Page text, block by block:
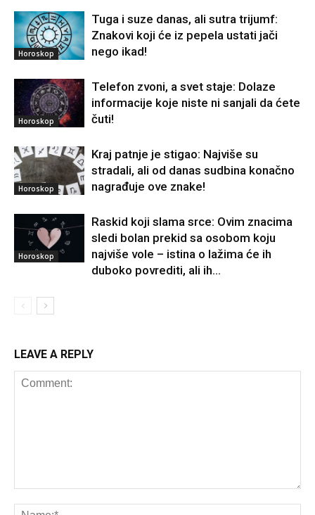
Horoskop
Tuga i suze danas, ali sutra trijumf:
Znakovi koji će iz pepela ustati jači
nego ikad!
Horoskop
Telefon zvoni, a svet staje: Dolaze
informacije koje niste ni sanjali da ćete
čuti!
Horoskop
Kraj patnje je stigao: Najviše su
stradali, ali od danas sudbina konačno
nagrađuje ove znake!
Horoskop
Raskid koji slama srce: Ovim znacima
sledi bolan prekid sa osobom koju
najviše vole – istina o lažima će ih
duboko povrediti, ali ih...
LEAVE A REPLY